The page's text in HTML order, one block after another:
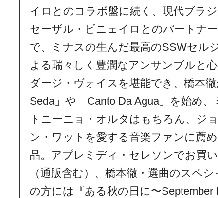
イロとのコラボ盤に続く、現代ブラ
セーザル・ピニェイロとのパートナ
で、ミナスの生んだ最高のSSWセル
よる瑞々しく豊潤なアンサンブルと
ダージ・ヴォイスを堪能でき、橋本
Seda」や「Canto Da Agua」を始め
トニーニョ・オルタはもちろん、ジ
ン・ワットを愛する音楽ファンに薦
品。アプレミディ・セレソンでお買
（通販含む）、橋本徹・選曲のスペ
の方には『ある秋の日に〜September